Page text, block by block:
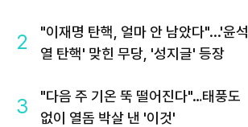
2
"이재명 탄핵, 얼마 안 남았다"...'윤석
열 탄핵' 맞힌 무당, '성지글' 등장
3
"다음 주 기온 뚝 떨어진다"…태풍도
없이 열돔 박살 낸 '이것'